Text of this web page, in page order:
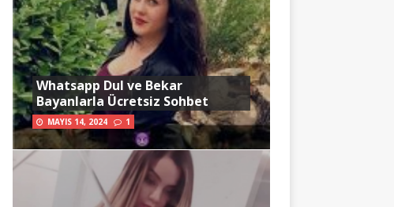
Whatsapp Dul ve Bekar
Bayanlarla Ücretsiz Sohbet
MAYIS 14, 2024 1